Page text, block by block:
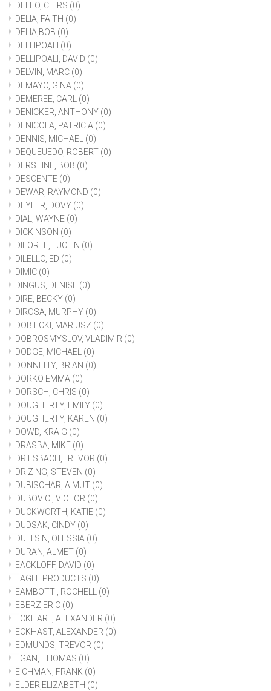
DELEO, CHIRS (0)
DELIA, FAITH (0)
DELIA,BOB (0)
DELLIPOALI (0)
DELLIPOALI, DAVID (0)
DELVIN, MARC (0)
DEMAYO, GINA (0)
DEMEREE, CARL (0)
DENICKER, ANTHONY (0)
DENICOLA, PATRICIA (0)
DENNIS, MICHAEL (0)
DEQUEUEDO, ROBERT (0)
DERSTINE, BOB (0)
DESCENTE (0)
DEWAR, RAYMOND (0)
DEYLER, DOVY (0)
DIAL, WAYNE (0)
DICKINSON (0)
DIFORTE, LUCIEN (0)
DILELLO, ED (0)
DIMIC (0)
DINGUS, DENISE (0)
DIRE, BECKY (0)
DIROSA, MURPHY (0)
DOBIECKI, MARIUSZ (0)
DOBROSMYSLOV, VLADIMIR (0)
DODGE, MICHAEL (0)
DONNELLY, BRIAN (0)
DORKO EMMA (0)
DORSCH, CHRIS (0)
DOUGHERTY, EMILY (0)
DOUGHERTY, KAREN (0)
DOWD, KRAIG (0)
DRASBA, MIKE (0)
DRIESBACH,TREVOR (0)
DRIZING, STEVEN (0)
DUBISCHAR, AIMUT (0)
DUBOVICI, VICTOR (0)
DUCKWORTH, KATIE (0)
DUDSAK, CINDY (0)
DULTSIN, OLESSIA (0)
DURAN, ALMET (0)
EACKLOFF, DAVID (0)
EAGLE PRODUCTS (0)
EAMBOTTI, ROCHELL (0)
EBERZ,ERIC (0)
ECKHART, ALEXANDER (0)
ECKHAST, ALEXANDER (0)
EDMUNDS, TREVOR (0)
EGAN, THOMAS (0)
EICHMAN, FRANK (0)
ELDER,ELIZABETH (0)